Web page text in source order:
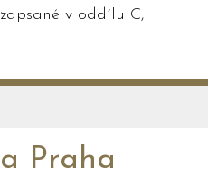
v oddílu C,
Praha